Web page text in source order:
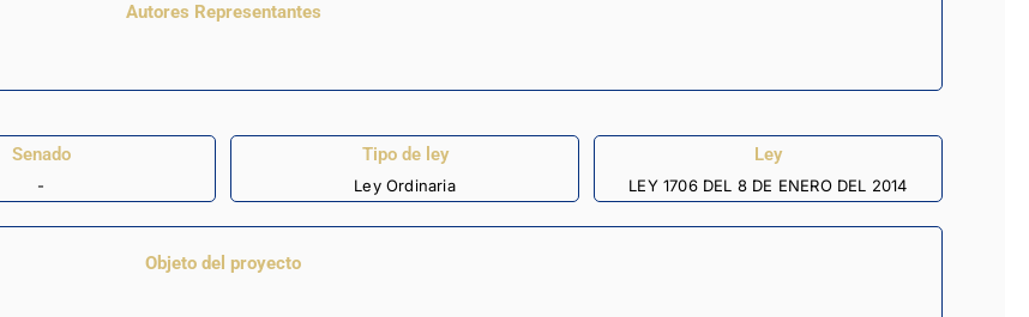
Autores Representantes
Senado
-
Tipo de ley
Ley Ordinaria
Ley
LEY 1706 DEL 8 DE ENERO DEL 2014
Objeto del proyecto